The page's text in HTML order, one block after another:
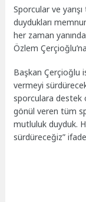
Sporcular ve
duydukları
her zaman
Özlem
Başkan Çerçioğlu
vermeyi
sporculara destek
gönül veren tüm
mutluluk duyduk.
sürdüreceğiz”